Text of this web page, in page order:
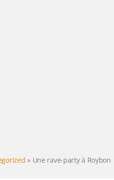
» Une rave-party à Roybon